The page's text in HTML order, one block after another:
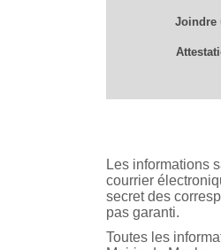
Joindre
Les informations
courrier
secret des
pas garanti.
Toutes les